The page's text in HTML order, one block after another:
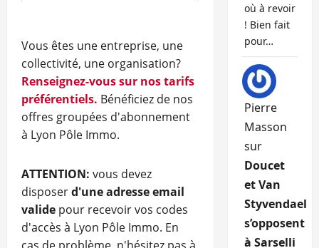
Vous êtes une entreprise, une
collectivité, une organisation?
Renseignez-vous sur nos tarifs
préférentiels. Bénéficiez de nos
offres groupées d'abonnement
à Lyon Pôle Immo.
ATTENTION: vous devez
disposerd'une adresse email
valide pour recevoir vos codes
d'accès à Lyon Pôle Immo. En
où à revoir
! Bien fait
pour…
Pierre
Masson
sur
Doucet
et Van
Styvendael
s’opposent
à Sarselli